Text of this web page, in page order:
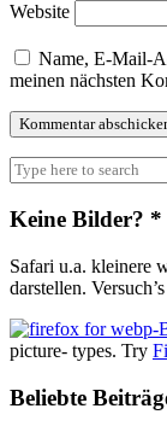
Website
Name, E-Mail-
meinen nächsten
Keine Bilder? *
Safari u.a. kleinere
darstellen.
picture- types. Try
Beliebte